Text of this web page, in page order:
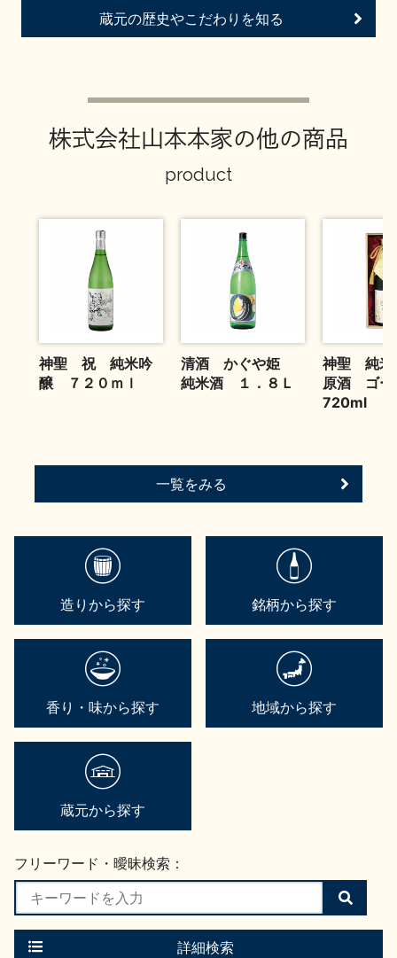
蔵元の歴史やこだわりを知る
株式会社山本本家の他の商品
product
神聖 祝 純米吟
醸 ７２０ｍｌ
清酒 かぐや姫
純米酒 １．８Ｌ
神聖 純米
原酒 ゴ
720ml
一覧をみる
造りから探す 銘柄から探す
香り・味から探す 地域から探す
蔵元から探す
フリーワード・曖昧検索：
検
索
す
詳細検索